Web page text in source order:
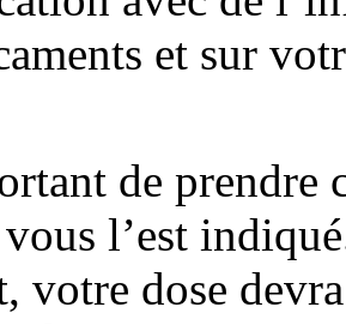
et sur
de prendre
l’est
votre dose